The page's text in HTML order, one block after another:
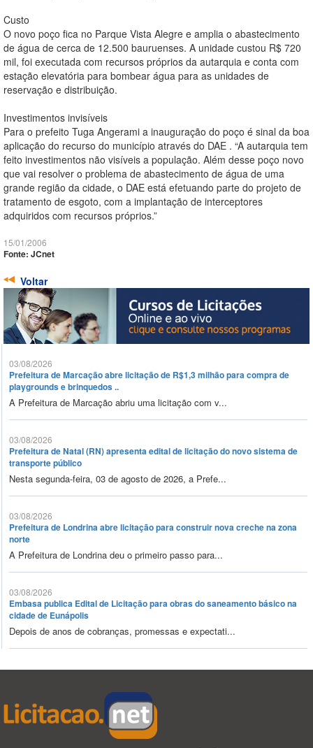
Custo
O novo poço fica no Parque Vista Alegre e amplia o abastecimento
de água de cerca de 12.500 bauruenses. A unidade custou R$ 720
mil, foi executada com recursos próprios da autarquia e conta com
estação elevatória para bombear água para as unidades de
reservação e distribuição.
Investimentos invisíveis
Para o prefeito Tuga Angerami a inauguração do poço é sinal da boa
aplicação do recurso do município através do DAE . “A autarquia tem
feito investimentos não visíveis a população. Além desse poço novo
que vai resolver o problema de abastecimento de água de uma
grande região da cidade, o DAE está efetuando parte do projeto de
tratamento de esgoto, com a implantação de interceptores
adquiridos com recursos próprios.”
15/01/2006
Fonte: JCnet
Voltar
03/08/2026
Prefeitura de Marcação abre licitação de R$1,3 milhão para compra de
playgrounds e brinquedos ..
A Prefeitura de Marcação abriu uma licitação com v...
03/08/2026
Prefeitura de Natal (RN) apresenta edital de licitação do novo sistema de
transporte público
Nesta segunda-feira, 03 de agosto de 2026, a Prefe...
03/08/2026
Prefeitura de Londrina abre licitação para construir nova creche na zona
norte
A Prefeitura de Londrina deu o primeiro passo para...
03/08/2026
Embasa publica Edital de Licitação para obras do saneamento básico na
cidade de Eunápolis
Depois de anos de cobranças, promessas e expectati...